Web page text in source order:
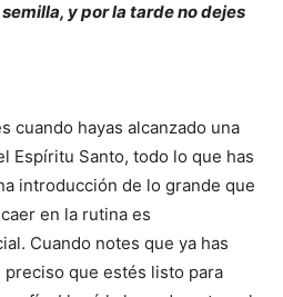
y por la tarde no dejes
cuando hayas alcanzado una
Espíritu Santo, todo lo que has
introducción de lo grande que
en la rutina es
Cuando notes que ya has
que estés listo para